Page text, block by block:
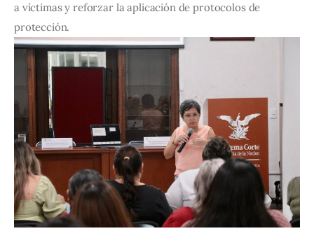
a víctimas y reforzar la aplicación de protocolos de
protección.